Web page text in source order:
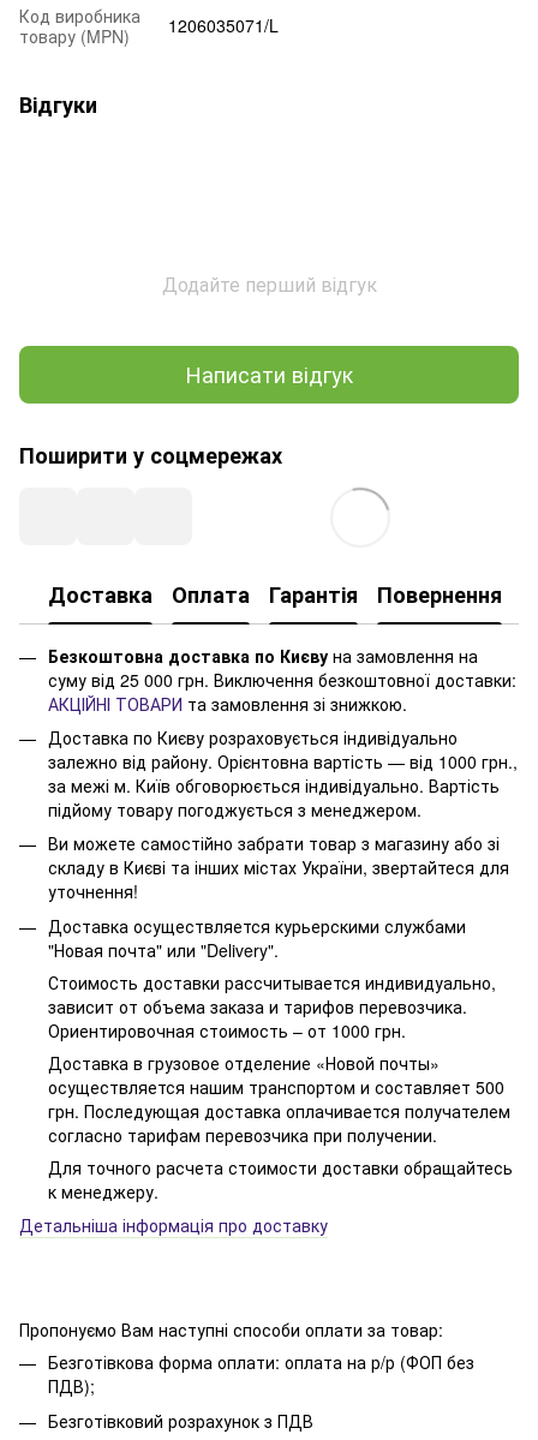
Код виробника
товару (MPN)
1206035071/L
Відгуки
Додайте перший відгук
Написати відгук
Поширити у соцмережах
Доставка Оплата Гарантія Повернення
Безкоштовна доставка по Києву на замовлення на
суму від 25 000 грн. Виключення безкоштовної доставки:
АКЦІЙНІ ТОВАРИ та замовлення зі знижкою.
Доставка по Києву розраховується індивідуально
залежно від району. Орієнтовна вартість — від 1000 грн.,
за межі м. Київ обговорюється індивідуально. Вартість
підйому товару погоджується з менеджером.
Ви можете самостійно забрати товар з магазину або зі
складу в Києві та інших містах України, звертайтеся для
уточнення!
Доставка осуществляется курьерскими службами
"Новая почта" или "Delivery".
Стоимость доставки рассчитывается индивидуально,
зависит от объема заказа и тарифов перевозчика.
Ориентировочная стоимость – от 1000 грн.
Доставка в грузовое отделение «Новой почты»
осуществляется нашим транспортом и составляет 500
грн. Последующая доставка оплачивается получателем
согласно тарифам перевозчика при получении.
Для точного расчета стоимости доставки обращайтесь
к менеджеру.
Детальніша інформація про доставку
Пропонуємо Вам наступні способи оплати за товар:
Безготівкова форма оплати: оплата на р/р (ФОП без
ПДВ);
Безготівковий розрахунок з ПДВ